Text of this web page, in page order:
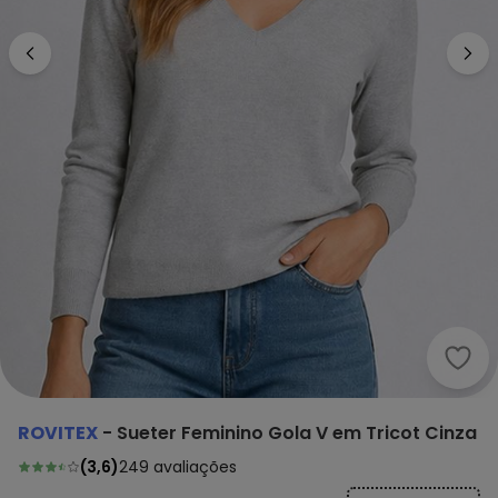
ROVITEX - Sueter Feminino Gola V em Tricot Cinza
(3,6)249 avaliações